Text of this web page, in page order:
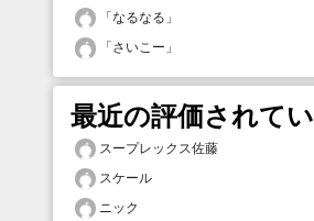
「なるなる 」
「さいこー 」
最近の評価されて
スープレックス佐藤
スケール
ニック